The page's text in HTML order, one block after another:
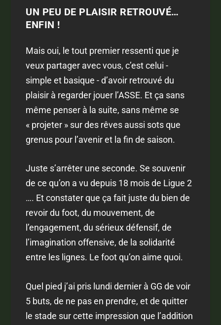
UN PEU DE PLAISIR RETROUVÉ…
ENFIN !
Mais oui, le tout premier ressenti que je
veux partager avec vous, c’est celui -
simple et basique - d’avoir retrouvé du
plaisir à regarder jouer l’ASSE. Et ça sans
même penser à la suite, sans même se
« projeter » sur des rêves aussi sots que
grenus pour l’avenir et la fin de saison.
Juste s’arrêter une seconde. Se souvenir
de ce qu’on a vu depuis 18 mois de Ligue 2
…. Et constater que ça fait juste du bien de
revoir du foot, du mouvement, de
l’engagement, du sérieux défensif, de
l’imagination offensive, de la solidarité
entre les lignes. Le foot qu’on aime quoi.
Quel pied j’ai pris lundi dernier à GG de voir
5 buts, de ne pas en prendre, et de quitter
le stade sur cette impression que l’addition